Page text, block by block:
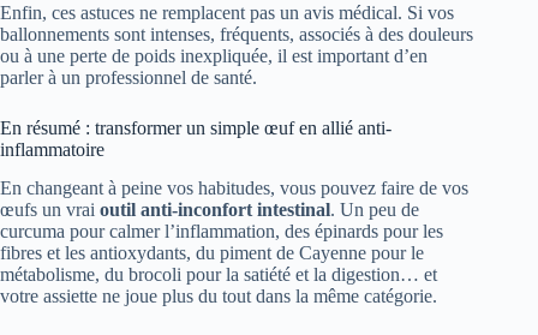
Enfin, ces astuces ne remplacent pas un avis médical. Si vos
ballonnements sont intenses, fréquents, associés à des douleurs
ou à une perte de poids inexpliquée, il est important d’en
parler à un professionnel de santé.
En résumé : transformer un simple œuf en allié anti-
inflammatoire
En changeant à peine vos habitudes, vous pouvez faire de vos
œufs un vrai outil anti-inconfort intestinal. Un peu de
curcuma pour calmer l’inflammation, des épinards pour les
fibres et les antioxydants, du piment de Cayenne pour le
métabolisme, du brocoli pour la satiété et la digestion… et
votre assiette ne joue plus du tout dans la même catégorie.